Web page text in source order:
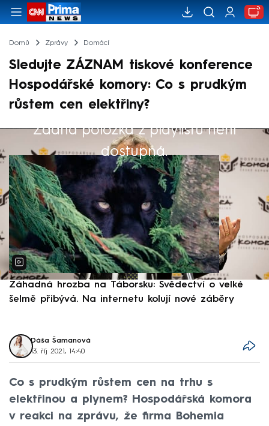
Domů Zprávy Domácí
Sledujte ZÁZNAM tiskové konference
Hospodářské komory: Co s prudkým
růstem cen elektřiny?
Žádná položka z playlistu není
dostupná.
Výběr redakce
Záhadná hrozba na Táborsku: Svědectví o velké
šelmě přibývá. Na internetu kolují nové záběry
Dáša Šamanová
13. říj 2021, 14:40
Co s prudkým růstem cen na trhu s
elektřinou a plynem? Hospodářská komora
v reakci na zprávu, že firma Bohemia